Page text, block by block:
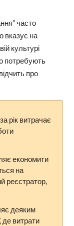
часто
вказує на
культурі
потребують
про
рік витрачає
економити
на
реєстратор,
деяким
де витрати